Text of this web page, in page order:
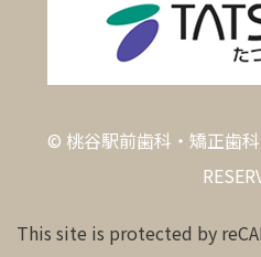
© 桃谷駅前歯科・矯正歯
This site is protected by